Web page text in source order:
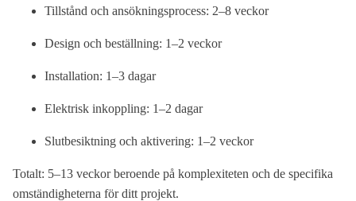
Tillstånd och ansökningsprocess: 2–8 veckor
Design och beställning: 1–2 veckor
Installation: 1–3 dagar
Elektrisk inkoppling: 1–2 dagar
Slutbesiktning och aktivering: 1–2 veckor
Totalt: 5–13 veckor beroende på komplexiteten och de specifika
omständigheterna för ditt projekt.